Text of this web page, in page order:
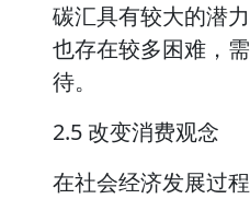
碳汇具有较大的潜
也存在较多困难，
待。
2.5 改变消费观念
在社会经济发展过